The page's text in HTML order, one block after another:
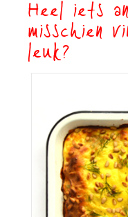
Heel iets
misschien
leuk?